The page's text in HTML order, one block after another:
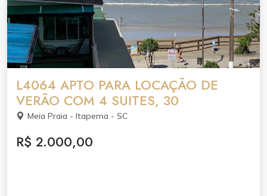
L4064 APTO PARA LOCAÇÃO DE
VERÃO COM 4 SUITES, 30
Meia Praia - Itapema - SC
R$ 2.000,00